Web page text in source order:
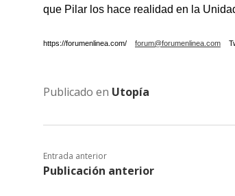
que Pilar los hace realidad en la
https://forumenlinea.com/ forum@forumenlinea.com
Publicado en Utopía
Entrada anterior
Publicación anterior